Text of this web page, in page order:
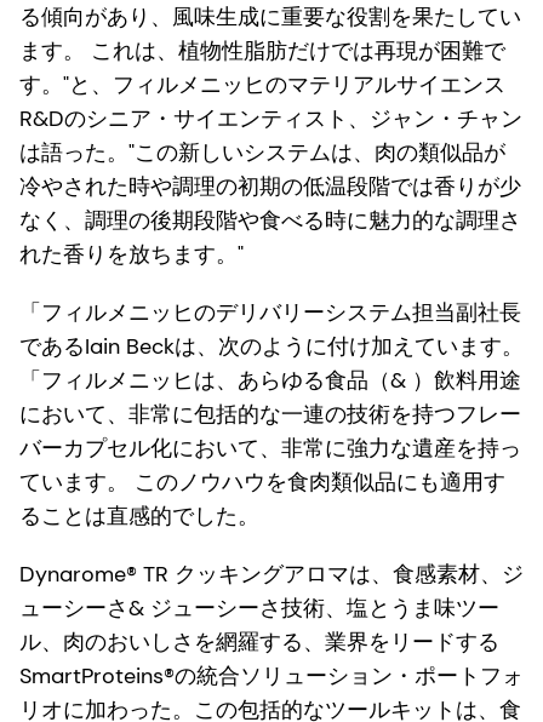
る傾向があり、風味生成に重要な役割を果たしてい
ます。 これは、植物性脂肪だけでは再現が困難で
す。"と、フィルメニッヒのマテリアルサイエンス
R&Dのシニア・サイエンティスト、ジャン・チャン
は語った。"この新しいシステムは、肉の類似品が
冷やされた時や調理の初期の低温段階では香りが少
なく、調理の後期段階や食べる時に魅力的な調理さ
れた香りを放ちます。"
「フィルメニッヒのデリバリーシステム担当副社長
であるIain Beckは、次のように付け加えています。
「フィルメニッヒは、あらゆる食品（& ）飲料用途
において、非常に包括的な一連の技術を持つフレー
バーカプセル化において、非常に強力な遺産を持っ
ています。 このノウハウを食肉類似品にも適用す
ることは直感的でした。
Dynarome® TR クッキングアロマは、食感素材、ジ
ューシーさ& ジューシーさ技術、塩とうま味ツー
ル、肉のおいしさを網羅する、業界をリードする
SmartProteins®の統合ソリューション・ポートフォ
リオに加わった。この包括的なツールキットは、食